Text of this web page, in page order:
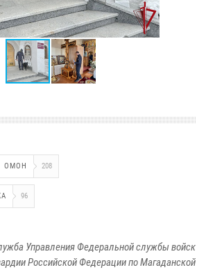
ОМОН 208
96
Управления Федеральной службы войск
Российской Федерации по Магаданской